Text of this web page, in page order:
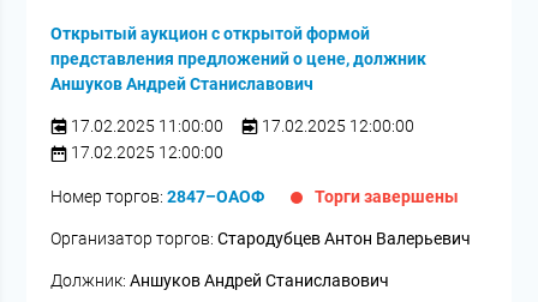
Открытый аукцион с открытой формой
представления предложений о цене, должник
Аншуков Андрей Станиславович
17.02.2025 11:00:00
17.02.2025 12:00:00
17.02.2025 12:00:00
Номер торгов:2847–ОАОФ Торги завершены
Организатор торгов:Стародубцев Антон Валерьевич
Должник:Аншуков Андрей Станиславович